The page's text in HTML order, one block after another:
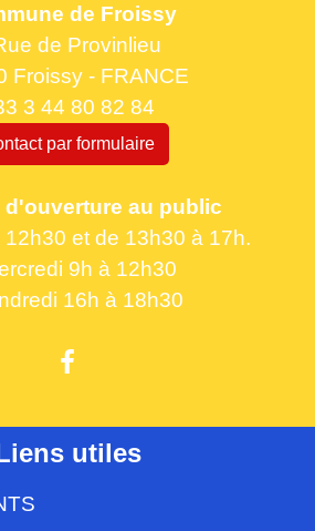
de Froissy
de Provinlieu
Froissy - FRANCE
3 44 80 82 84
par formulaire
d'ouverture au public
12h30 et de 13h30 à 17h.
9h à 12h30
16h à 18h30
utiles